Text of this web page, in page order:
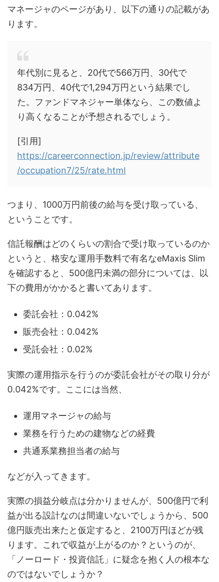
マネージャのページがあり、以下の通りの記載があ
ります。
年代別に見ると、20代で566万円、30代で
834万円、40代で1,294万円という結果でし
た。ファンドマネジャー単体なら、この数値よ
り高くなることが予想されるでしょう。
[引用]
https://careerconnection.jp/review/attribute
/occupation7/25/rate.html
つまり、1000万円前後の給与を受け取っている、
ということです。
信託報酬はどのくらいの割合で受け取っているのか
というと、格安な運用手数料で有名なeMaxis Slim
を確認すると、500億円未満の部分については、以
下の費用がかかると書いてあります。
委託会社：0.042%
販売会社：0.042%
受託会社：0.02%
実際の運用指示を行うのが委託会社がその取り分が
0.042%です。ここには当然、
運用マネージャの給与
業務を行うための建物などの経費
共通系業務担当者の給与
などが入ってきます。
実際の損益分岐点は分かりませんが、500億円で利
益が出る設計なのは間違いないでしょうから、500
億円販売出来たと仮定すると、2100万円ほどが残
ります。これで収益が上がるのか？というのが、
「ノーロード・投資信託」に疑念を抱く人の根本な
のではないでしょうか？